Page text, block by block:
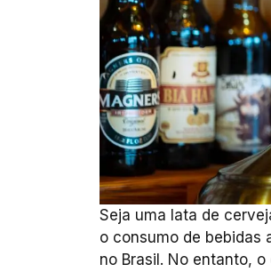
Seja uma lata de
o consumo de bebidas
no Brasil. No entanto,